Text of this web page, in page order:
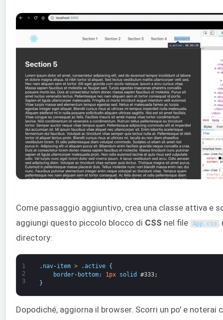
Come passaggio aggiuntivo, crea una classe attiva e
aggiungi questo piccolo blocco di CSS nel file App. css
directory:
1
2
3
. nav-item > .active
{
border- bottom: 1px solid
#333;
}
Dopodiché, aggiorna il browser. Scorri un po' e noterai